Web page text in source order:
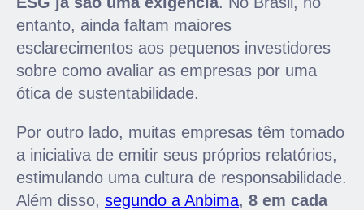
entanto, ainda faltam maiores
esclarecimentos aos pequenos investidores
sobre como avaliar as empresas por uma
ótica de sustentabilidade.
Por outro lado, muitas empresas têm tomado
a iniciativa de emitir seus próprios relatórios,
estimulando uma cultura de responsabilidade.
Além disso, segundo a Anbima, 8 em cada